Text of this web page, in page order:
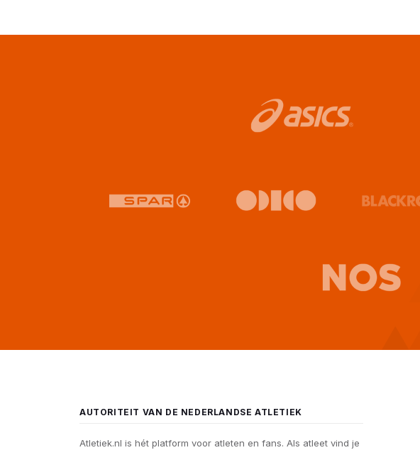
AUTORITEIT VAN DE NEDERLANDSE ATLETIEK
Atletiek.nl is hét platform voor atleten en fans. Als atleet vind je